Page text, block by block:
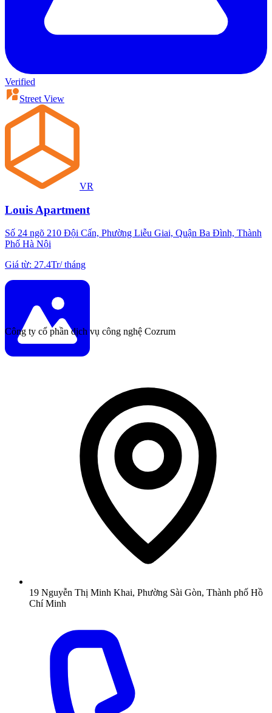
Verified
Street View
VR
Louis Apartment
Số 24 ngõ 210 Đội Cấn, Phường Liễu Giai, Quận Ba Đình, Thành
Phố Hà Nội
Giá từ: 27.4Tr/tháng
Công ty cổ phần dịch vụ công nghệ Cozrum
19 Nguyễn Thị Minh Khai, Phường Sài Gòn, Thành phố Hồ
Chí Minh